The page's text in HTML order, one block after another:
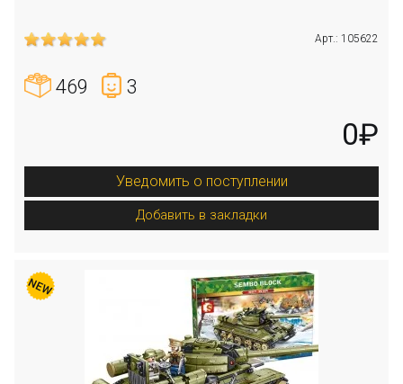
Арт.: 105622
469 3
0₽
Уведомить о поступлении
Добавить в закладки